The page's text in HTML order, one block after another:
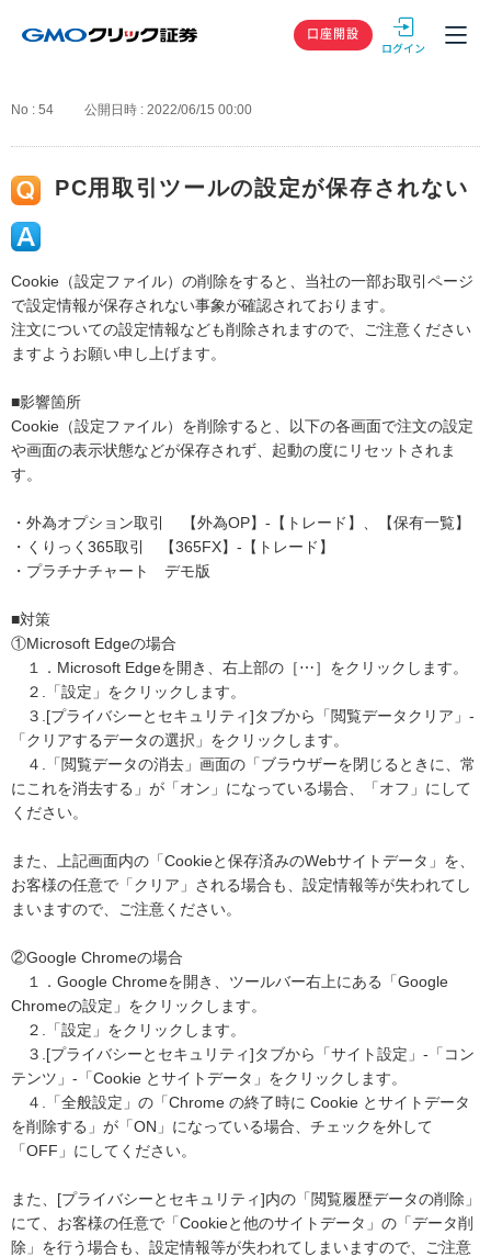
GMOクリック
口座開設
No : 54 公開日時 : 2022/06/15 00:00
PC用取引ツールの設定が保存されない
Cookie（設定ファイル）の削除をすると、当社の一部お取引ページ
で設定情報が保存されない事象が確認されております。
注文についての設定情報なども削除されますので、ご注意ください
ますようお願い申し上げます。
■影響箇所
Cookie（設定ファイル）を削除すると、以下の各画面で注文の設定
や画面の表示状態などが保存されず、起動の度にリセットされま
す。
・外為オプション取引 【外為OP】-【トレード】、【保有一覧】
・くりっく365取引 【365FX】-【トレード】
・プラチナチャート デモ版
■対策
①Microsoft Edgeの場合
１．Microsoft Edgeを開き、右上部の［⋯］をクリックします。
２.「設定」をクリックします。
３.[プライバシーとセキュリティ]タブから「閲覧データクリア」-
「クリアするデータの選択」をクリックします。
４.「閲覧データの消去」画面の「ブラウザーを閉じるときに、常
にこれを消去する」が「オン」になっている場合、「オフ」にして
ください。
また、上記画面内の「Cookieと保存済みのWebサイトデータ」を、
お客様の任意で「クリア」される場合も、設定情報等が失われてし
まいますので、ご注意ください。
②Google Chromeの場合
１．Google Chromeを開き、ツールバー右上にある「Google
Chromeの設定」をクリックします。
２.「設定」をクリックします。
３.[プライバシーとセキュリティ]タブから「サイト設定」-「コン
テンツ」-「Cookie とサイトデータ」をクリックします。
４.「全般設定」の「Chrome の終了時に Cookie とサイトデータ
を削除する」が「ON」になっている場合、チェックを外して
「OFF」にしてください。
また、[プライバシーとセキュリティ]内の「閲覧履歴データの削除」
にて、お客様の任意で「Cookieと他のサイトデータ」の「データ削
除」を行う場合も、設定情報等が失われてしまいますので、ご注意